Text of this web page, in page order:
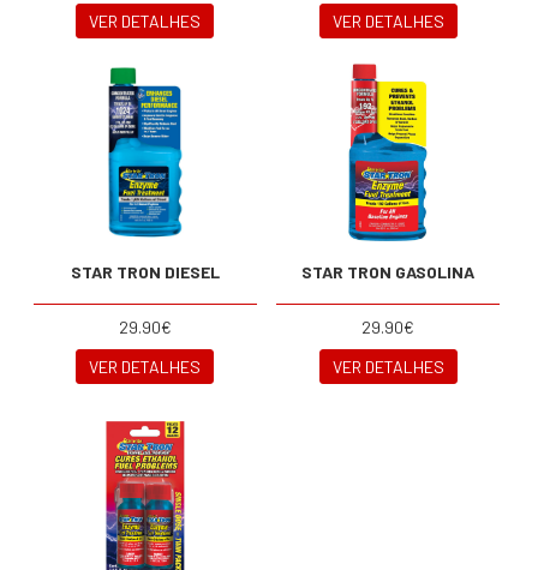
VER DETALHES
VER DETALHES
STAR TRON DIESEL
29.90€
VER DETALHES
STAR TRON GASOLINA
29.90€
VER DETALHES